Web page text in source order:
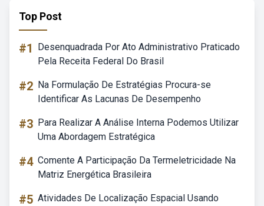
Top Post
#1
Desenquadrada Por Ato Administrativo Praticado
Pela Receita Federal Do Brasil
#2 Na Formulação De Estratégias Procura-se
Identificar As Lacunas De Desempenho
#3 Para Realizar A Análise Interna Podemos Utilizar
Uma Abordagem Estratégica
#4 Comente A Participação Da Termeletricidade Na
Matriz Energética Brasileira
#5 Atividades De Localização Espacial Usando